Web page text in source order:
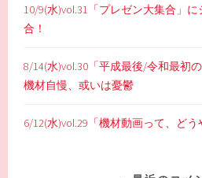
10/9(水)vol.31「プレゼン大集合」
合！
8/14(水)vol.30「平成最後/令和最初
機材自慢、或いは憂鬱
6/12(水)vol.29「機材動画って、どう